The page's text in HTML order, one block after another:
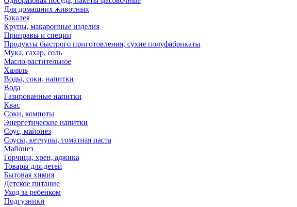
Для домашних животных
Бакалея
Крупы, макаронные изделия
Приправы и специи
Продукты быстрого приготовления, сухие полуфабрикаты
Мука, сахар, соль
Масло растительное
Халяль
Воды, соки, напитки
Вода
Газированные напитки
Квас
Соки, компоты
Энергетические напитки
Соус, майонез
Соусы, кетчупы, томатная паста
Майонез
Горчица, хрен, аджика
Товары для детей
Бытовая химия
Детское питание
Уход за ребенком
Подгузники